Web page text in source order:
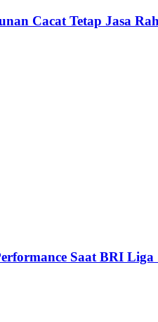
Cacat Tetap Jasa
Saat BRI